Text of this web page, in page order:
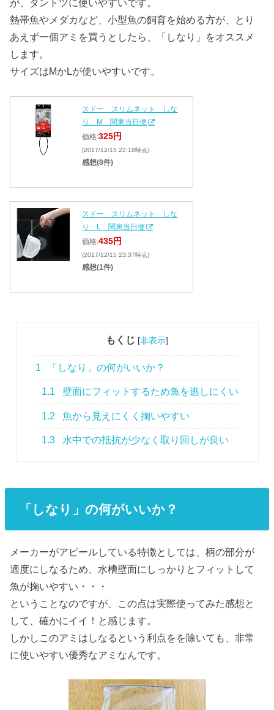
が、ダントツに使いやすいです。
熱帯魚やメダカなど、小型魚の飼育を始める方が、とり
あえず一個アミを買うとしたら、「しなり」をオススメ
します。
サイズはMかLが使いやすいです。
スドー スリムネット しな
り M 関東当日便
価格:325円
(2017/12/15 22:18時点)
感想(8件)
スドー スリムネット しな
り L 関東当日便
価格:435円
(2017/12/15 23:37時点)
感想(1件)
もくじ [非表示]
1 「しなり」の何がいいか？
1.1 壁面にフィットするため魚を逃しにくい
1.2 魚から見えにくく掬いやすい
1.3 水中での抵抗が少なく取り回しが良い
「しなり」の何がいいか？
メーカーがアピールしている特徴としては、柄の部分が
適度にしなるため、水槽壁面にしっかりとフィットして
魚が掬いやすい・・・
ということなのですが、この点は実際使ってみた感想と
して、確かにイイ！と感じます。
しかしこのアミはしなるという利点をを除いても、非常
に使いやすい優秀なアミなんです。